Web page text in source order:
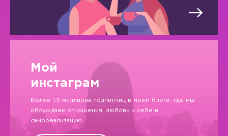
Мой
инстаграм
Более 1,5 миллиона подписчиц в моем блоге, где мы
обсуждаем отношения, любовь к себе и
самореализацию.